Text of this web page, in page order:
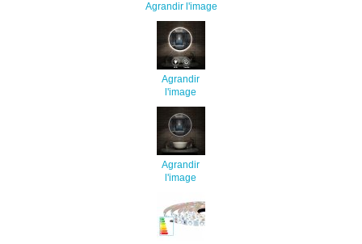
Agrandir l'image
Agrandir
l'image
Agrandir
l'image